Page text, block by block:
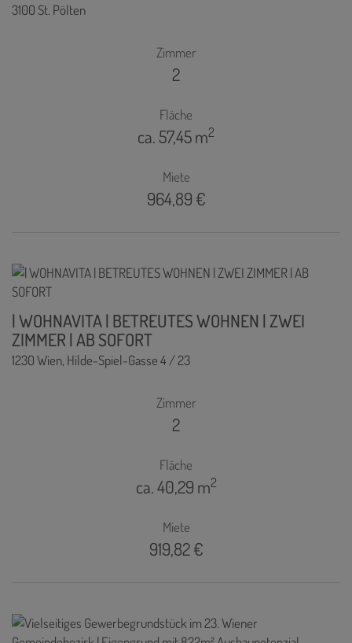
3100 St. Pölten
Zimmer
2
Fläche
ca. 57,45 m2
Miete
964,89 €
| WOHNAVITA | BETREUTES WOHNEN | ZWEI
ZIMMER | AB SOFORT
1230 Wien, Hilde-Spiel-Gasse 4 / 23
Zimmer
2
Fläche
ca. 40,29 m2
Miete
919,82 €